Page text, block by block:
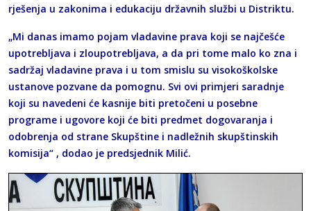
rješenja u zakonima i edukaciju državnih službi u Distriktu.
„Mi danas imamo pojam vladavine prava koji se najčešće
upotrebljava i zloupotrebljava, a da pri tome malo ko zna i
sadržaj vladavine prava i u tom smislu su visokoškolske
ustanove pozvane da pomognu. Svi ovi primjeri saradnje
koji su navedeni će kasnije biti pretočeni u posebne
programe i ugovore koji će biti predmet dogovaranja i
odobrenja od strane Skupštine i nadležnih skupštinskih
komisija“ , dodao je predsjednik Milić.